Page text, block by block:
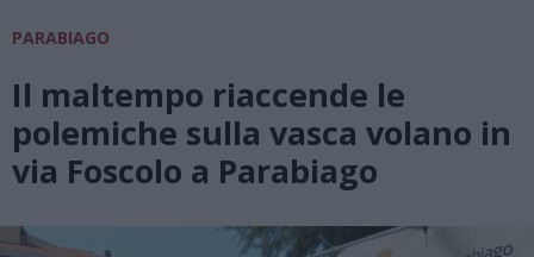
PARABIAGO
Il maltempo riaccende le
polemiche sulla vasca volano in
via Foscolo a Parabiago